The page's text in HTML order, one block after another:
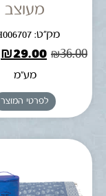
מעוצב
מק"ט: ZH006707
₪36.00
₪29.00
מע"מ
לפרטי המוצר